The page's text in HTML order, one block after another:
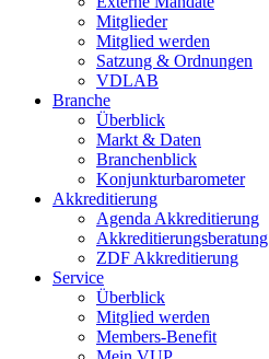
Mitglieder
Mitglied werden
Satzung & Ordnungen
VDLAB
Branche
Überblick
Markt & Daten
Branchenblick
Konjunkturbarometer
Akkreditierung
Agenda Akkreditierung
Akkreditierungsberatung
ZDF Akkreditierung
Service
Überblick
Mitglied werden
Members-Benefit